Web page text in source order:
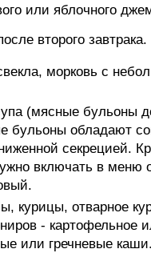
или яблочного
второго завтрака.
морковь с
(мясные бульоны
обладают
секрецией.
включать в меню
курицы, отварное
- картофельное
или гречневые каши.